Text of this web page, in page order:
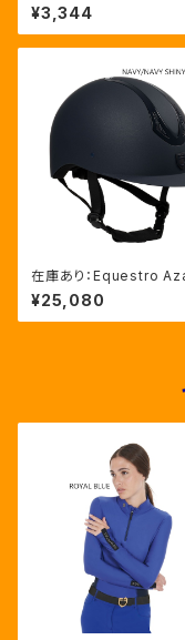
ラシ（ETS00006）
¥3,344
在庫あり：Equestro
ニセックスヘルメット
VYSHINY XLサイズ（
011）
¥25,080